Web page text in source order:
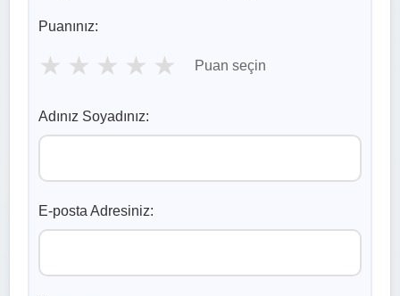
Puanınız:
★ ★ ★ ★ ★ Puan seçin
Adınız Soyadınız:
E-posta Adresiniz: